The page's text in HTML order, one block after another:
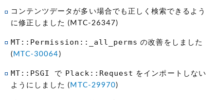
コンテンツデータが多い場合でも正しく検索できるよう
に修正しました (MTC-26347)
MT::Permission::_all_perms の改善をしました
( MTC-30064 )
MT::PSGI で Plack::Request をインポートしない
ようにしました ( MTC-29970)